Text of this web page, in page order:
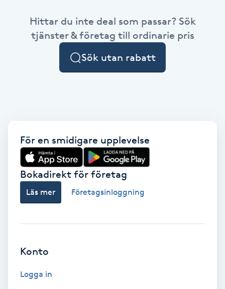
Fransar
Fransborttagning
Fransfärgning
Fransförlängning
Fransförlängning Megavolym
Fransförlängning Volym
Hittar du inte deal som passar? Sök
tjänster & företag till ordinarie pris
Sök utan rabatt
För en smidigare upplevelse
Bokadirekt för företag
Läs mer Företagsinloggning
Konto
Logga in